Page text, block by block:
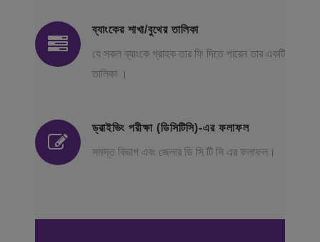
ব্যাংকের শাখা/বুথের তালিকা
যে সকল ব্যাংকে গ্রাহক তার ফি দিতে পারেন তার একটি
তালিকা ।
ড্রাইভিং পরীক্ষা (ডিসিটিসি)-এর ফলাফল
সমস্ত বিভাগ এবং জেলার ডি সি টি সি এর ফলাফল।